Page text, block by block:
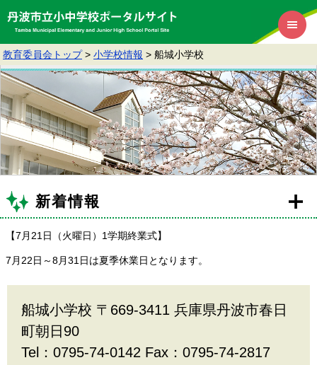
教育委員会トップ > 小学校情報 > 船城小学校
新着情報
【7月21日（火曜日）1学期終業式】
7月22日～8月31日は夏季休業日となります。
船城小学校 〒669-3411 兵庫県丹波市春日
町朝日90
Tel：0795-74-0142 Fax：0795-74-2817